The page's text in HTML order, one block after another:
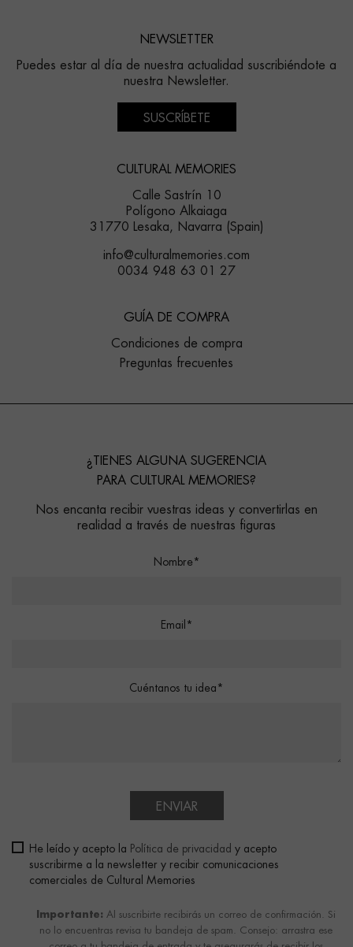
NEWSLETTER
Puedes estar al día de nuestra actualidad suscribiéndote a
nuestra Newsletter.
SUSCRÍBETE
CULTURAL MEMORIES
Calle Sastrín 10
Polígono Alkaiaga
31770 Lesaka, Navarra (Spain)
info@culturalmemories.com
0034 948 63 01 27
GUÍA DE COMPRA
Condiciones de compra
Preguntas frecuentes
¿TIENES ALGUNA SUGERENCIA
PARA CULTURAL MEMORIES?
Nos encanta recibir vuestras ideas y convertirlas en
realidad a través de nuestras figuras
Nombre*
Email*
Cuéntanos tu idea*
ENVIAR
He leído y acepto la Política de privacidad y acepto
suscribirme a la newsletter y recibir comunicaciones
comerciales de Cultural Memories
Importante: Al suscribirte recibirás un correo de confirmación. Si
no lo encuentras revisa tu bandeja de spam. Consejo: arrastra ese